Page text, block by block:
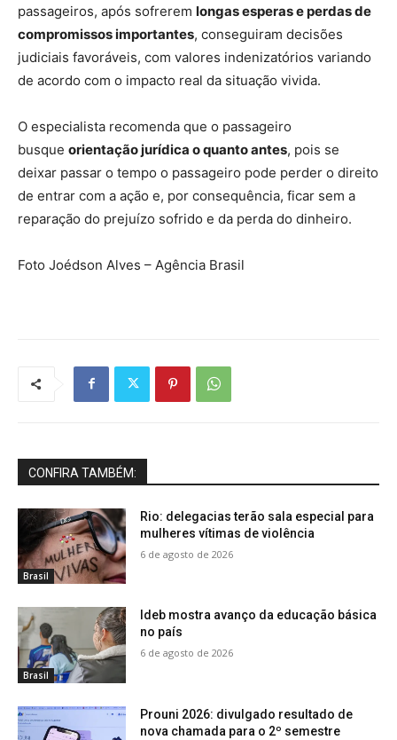
passageiros, após sofrerem longas esperas e perdas de
compromissos importantes, conseguiram decisões
judiciais favoráveis, com valores indenizatórios variando
de acordo com o impacto real da situação vivida.
O especialista recomenda que o passageiro
busque orientação jurídica o quanto antes, pois se
deixar passar o tempo o passageiro pode perder o direito
de entrar com a ação e, por consequência, ficar sem a
reparação do prejuízo sofrido e da perda do dinheiro.
Foto Joédson Alves – Agência Brasil
CONFIRA TAMBÉM:
Brasil
Rio: delegacias terão sala especial para
mulheres vítimas de violência
6 de agosto de 2026
Brasil
Ideb mostra avanço da educação básica
no país
6 de agosto de 2026
Prouni 2026: divulgado resultado de
nova chamada para o 2º semestre